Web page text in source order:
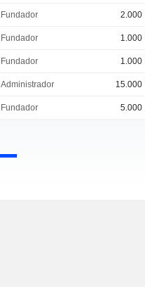
Fundador 2.000
Fundador 1.000
Fundador 1.000
Administrador 15.000
Fundador 5.000